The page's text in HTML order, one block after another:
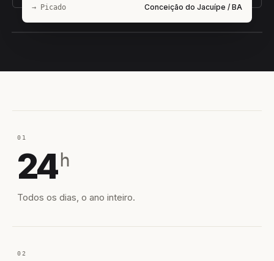
→ Picado Conceição do Jacuípe / BA
01
24 h
Todos os dias, o ano inteiro.
02